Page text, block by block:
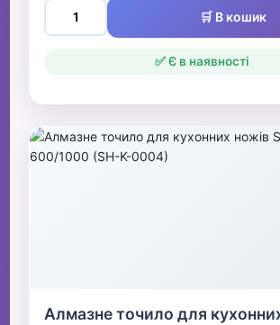
🛒 В кошик
✅ Є в наявності
Алмазне точило для